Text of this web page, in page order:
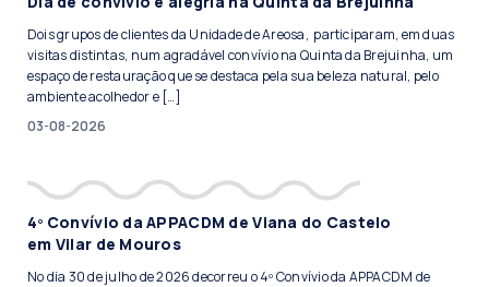
Dois grupos de clientes da Unidade de Areosa, participaram, em duas
visitas distintas, num agradável convívio na Quinta da Brejuinha, um
espaço de restauração que se destaca pela sua beleza natural, pelo
ambiente acolhedor e […]
03-08-2026
4º Convívio da APPACDM de Viana do Castelo
em Vilar de Mouros
No dia 30 de julho de 2026 decorreu o 4º Convívio da APPACDM de